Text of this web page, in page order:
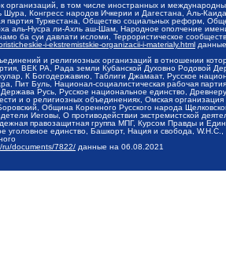
в том числе иностранных и
Конгресс народов Ичкерии и Дагестана, Аль-
партия Туркестана, Общество социальных реформ,
аль-Нусра ли-Ахль аш-Шам, Народное ополчение
ба суи давлати исломи, Террористическое
i-ekstremistskie-organizacii-i-materialy.html
и религиозных организаций в отношении
ВЕК РА, Рада земли Кубанской Духовно Родовой
К Богодержавию, Таблиги Джамаат, Русское
Пит Буль, Национал-социалистическая рабочая
Русь, Русское национальное единство,
и о религиозных объединениях, Омская
Община Коренного Русского народа
Иеговы, О противодействии экстремистской
правозащитная группа МПГ, Курсом Правды и
уголовное единство, Башкорт, Нация и свобода,
ru/documents/7822/ данные на 06.08.2021